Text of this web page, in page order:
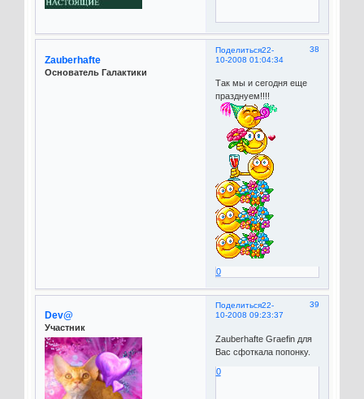
Поделиться 38
22-
10-2008 01:04:34
Zauberhafte
Основатель Галактики
Так мы и сегодня еще
празднуем!!!!
0
Поделиться 39
22-
10-2008 09:23:37
Dev@
Участник
Zauberhafte Graefin для
Вас сфоткала попонку.
0